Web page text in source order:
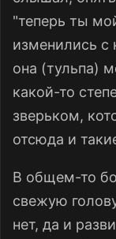
"теперь ты
изменились с
она (тульпа)
какой-то
зверьком,
отсюда и
В общем-то
свежую
нет, да и